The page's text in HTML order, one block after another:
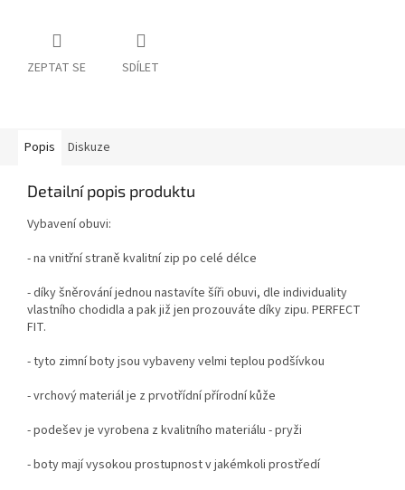
ZEPTAT SE SDÍLET
Popis Diskuze
Detailní popis produktu
Vybavení obuvi:
- na vnitřní straně kvalitní zip po celé délce
- díky šněrování jednou nastavíte šíři obuvi, dle individuality
vlastního chodidla a pak již jen prozouváte díky zipu. PERFECT
FIT.
- tyto zimní boty jsou vybaveny velmi teplou podšívkou
- vrchový materiál je z prvotřídní přírodní kůže
- podešev je vyrobena z kvalitního materiálu - pryži
- boty mají vysokou prostupnost v jakémkoli prostředí